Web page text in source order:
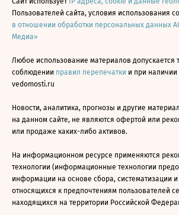
Пользователей сайта, условия использования
в отношении обработки персональных данных
Медиа»
Любое использование материалов допускается
соблюдении правил перепечатки и при наличии
vedomosti.ru
Новости, аналитика, прогнозы и другие
на данном сайте, не являются офертой или
или продаже каких-либо активов.
На информационном ресурсе применяются
технологии (информационные технологии
информации на основе сбора, систематизации
относящихся к предпочтениям пользователей
находящихся на территории Российской